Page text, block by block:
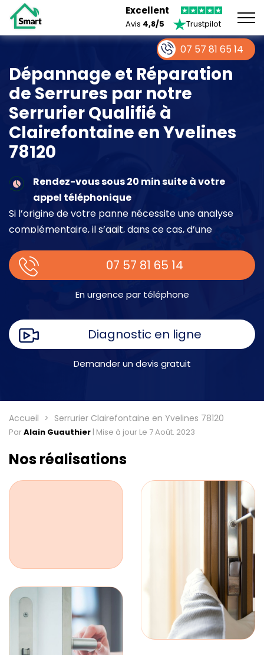
Excellent
Avis 4,8/5 Trustpilot
Dépannage et Réparation
de Serrures par notre
Serrurier Qualifié à
Clairefontaine en Yvelines
78120
Rendez-vous sous 20 min suite à votre
appel téléphonique
Si l’origine de votre panne nécessite une analyse
complémentaire, il s’agit, dans ce cas, d’une
place.
07 57 81 65 14
En urgence par téléphone
Diagnostic en ligne
Demander un devis gratuit
Accueil Serrurier Clairefontaine en Yvelines 78120
ParAlain Guauthier | Mise à jour Le 7 Août. 2023
Nos réalisations
07 57 81 65 14